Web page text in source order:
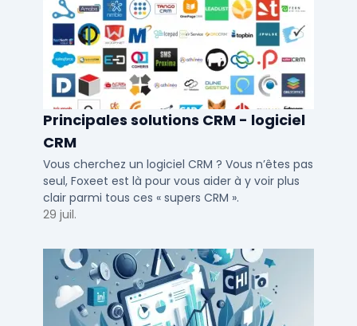
Principales solutions CRM - logiciel
CRM
Vous cherchez un logiciel CRM ? Vous n’êtes pas
seul, Foxeet est là pour vous aider à y voir plus
clair parmi tous ces « supers CRM ».
29 juil.